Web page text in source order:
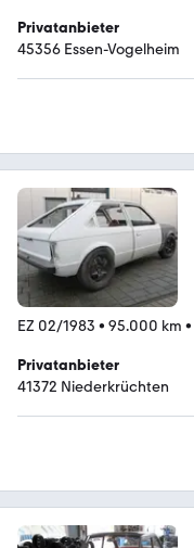
Privatanbieter
45356 Essen-Vogelheim
EZ 02/1983 • 95.000 km •
Privatanbieter
41372 Niederkrüchten